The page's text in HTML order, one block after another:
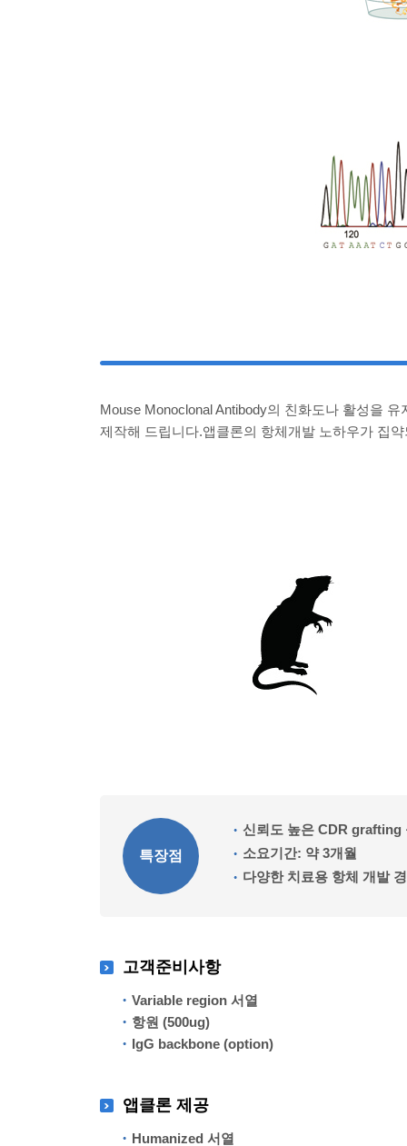
Mouse Monoclonal Antibody의 친화도나 활성을
제작해 드립니다.앱클론의 항체개발 노하우가 집
특장점
신뢰도 높은 CDR grafting
소요기간: 약 3개월
다양한 치료용 항체 개발
고객준비사항
Variable region 서열
항원 (500ug)
IgG backbone (option)
앱클론 제공
Humanized 서열